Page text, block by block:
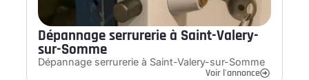
Dépannage serrurerie à Saint-Valery-
sur-Somme
Dépannage serrurerie à Saint-Valery-sur-Somme
Voir l'annonce